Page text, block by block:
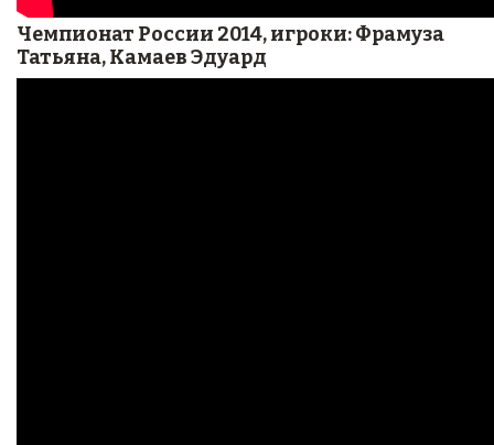
Чемпионат России 2014, игроки: Фрамуза
Татьяна, Камаев Эдуард